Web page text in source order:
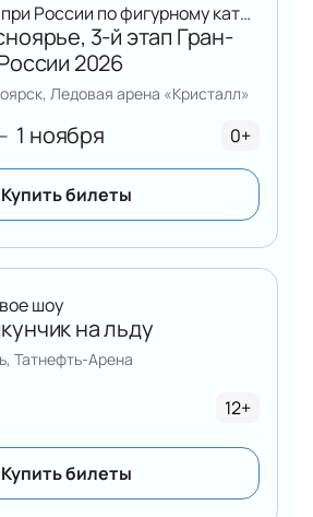
1 ноября
Гран-при России по фигурному катанию
3-й этап Гран-
2026
Ледовая арена «Кристалл»
0+
Купить билеты
шоу
на льду
Татнефть-Арена
12+
Купить билеты